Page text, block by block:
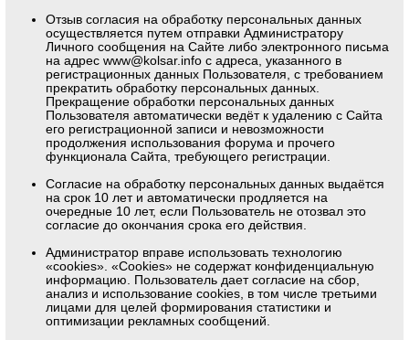
Отзыв согласия на обработку персональных данных
осуществляется путем отправки Администратору
Личного сообщения на Сайте либо электронного письма
на адресwww@kolsar.info с адреса, указанного в
регистрационных данных Пользователя, с требованием
прекратить обработку персональных данных.
Прекращение обработки персональных данных
Пользователя автоматически ведёт к удалению с Сайта
его регистрационной записи и невозможности
продолжения использования форума и прочего
функционала Сайта, требующего регистрации.
Согласие на обработку персональных данных выдаётся
на срок 10 лет и автоматически продляется на
очередные 10 лет, если Пользователь не отозвал это
согласие до окончания срока его действия.
Администратор вправе использовать технологию
«cookies». «Cookies» не содержат конфиденциальную
информацию. Пользователь дает согласие на сбор,
анализ и использование cookies, в том числе третьими
лицами для целей формирования статистики и
оптимизации рекламных сообщений.